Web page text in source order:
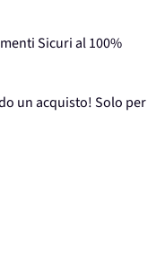
Sicuri al 100%
un acquisto! Solo per